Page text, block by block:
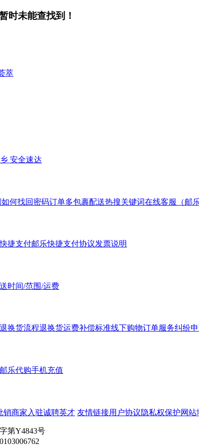
时未能查找到！
萃
安全速达
如何找回密码订单多包裹配送热搜关键词在线客服（邮乐
捷支付邮乐快捷支付协议发票说明
时间/范围/运费
退换货流程退换货运费补偿标准线下购物订单服务纠纷
邮乐代购手机充值
销商家入驻诚聘英才 友情链接用户协议隐私权保护网站
第Y4843号